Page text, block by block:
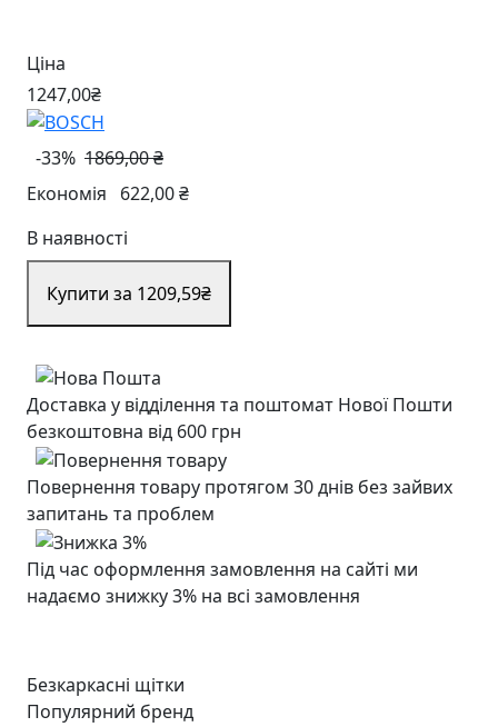
Ціна
1247,00₴
-33% 1869,00 ₴
Економія
622,00 ₴
В наявності
Купити за 1209,59₴
Доставка у відділення та поштомат Нової Пошти
безкоштовна від 600 грн
Повернення товару протягом 30 днів без зайвих
запитань та проблем
Під час оформлення замовлення на сайті ми
надаємо знижку 3% на всі замовлення
Безкаркасні щітки
Популярний бренд